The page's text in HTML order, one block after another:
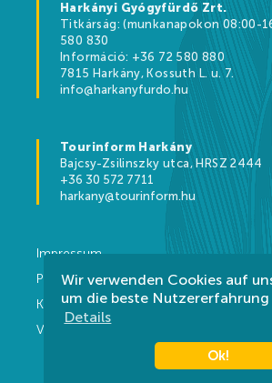
Wir verwenden Cookies auf
um die beste Nutzererfahrung
Details
Ok!
Harkányi Gyógyfürdő Zrt.
Titkárság: (munkanapokon 08:00-
580 830
Információ: +36 72 580 880
7815 Harkány, Kossuth L. u. 7.
info@harkanyfurdo.hu
Tourinform Harkány
Bajcsy-Zsilinszky utca, HRSZ 2444
+36 30 572 7711
harkany@tourinform.hu
Impressum
Privacy DE
Kontakt
Vorschriften